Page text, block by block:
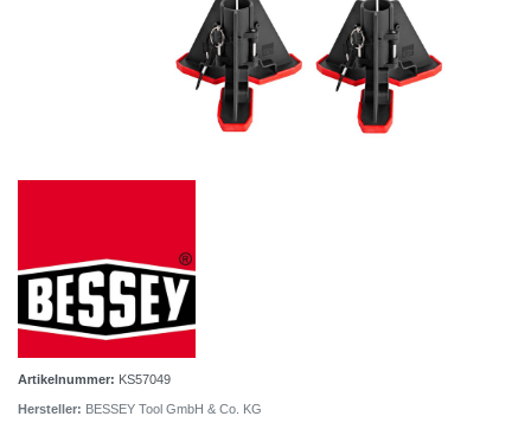
Artikelnummer: KS57049
Hersteller: BESSEY Tool GmbH & Co. KG